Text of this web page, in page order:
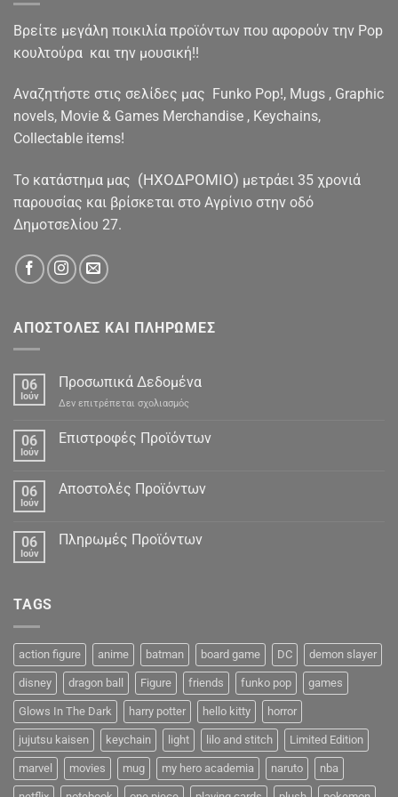
Βρείτε μεγάλη ποικιλία προϊόντων που αφορούν την Pop
κουλτούρα και την μουσική!!
Αναζητήστε στις σελίδες μας Funko Pop!, Mugs , Graphic
novels, Movie & Games Merchandise , Keychains,
Collectable items!
To κατάστημα μας (ΗΧΟΔΡΟΜΙΟ) μετράει 35 χρονιά
παρουσίας και βρίσκεται στο Αγρίνιο στην οδό
Δημοτσελίου 27.
ΑΠΟΣΤΟΛΕΣ ΚΑΙ ΠΛΗΡΩΜΕΣ
06
Ιούν
Προσωπικά Δεδομένα
Δεν επιτρέπεται σχολιασμός
Δεδομένα
06
Ιούν
Επιστροφές Προϊόντων
06
Ιούν
Αποστολές Προϊόντων
06
Ιούν
Πληρωμές Προϊόντων
TAGS
action figure anime batman board game DC demon slayer
disney dragon ball Figure friends funko pop games
Glows In The Dark harry potter hello kitty horror
jujutsu kaisen keychain light lilo and stitch Limited Edition
marvel movies mug my hero academia naruto nba